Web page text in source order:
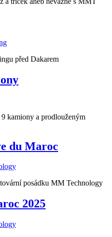
před Dakarem
kamiony a prodlouženým
du Maroc
posádku MM Technology
2025